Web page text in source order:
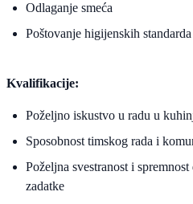
Odlaganje smeća
Poštovanje higijenskih standarda
Kvalifikacije:
Poželjno iskustvo u radu u
Sposobnost timskog rada i
Poželjna svestranost i
zadatke